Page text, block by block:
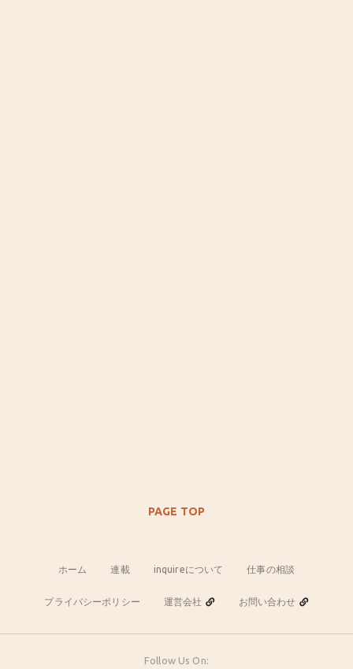
PAGE TOP
ホーム 連載 inquireについて 仕事の相談
プライバシーポリシー 運営会社 お問い合わせ
Follow Us On: